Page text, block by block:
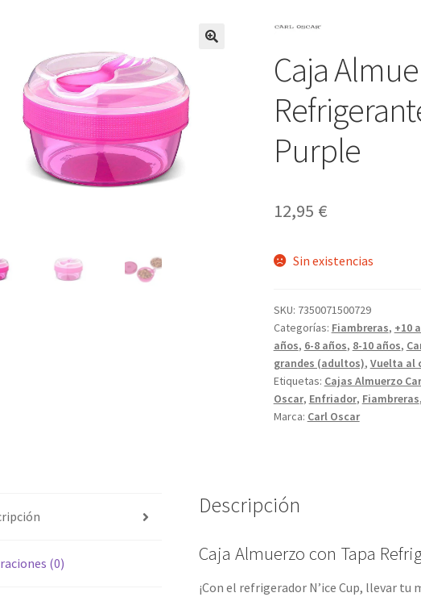
Caja
Purple
12,95 €
Sin existencias
SKU: 7350071500729
Categorías: Fiambreras, +10
años, 6-8 años, 8-10 años,
grandes (adultos), Vuelta al
Etiquetas: Cajas Almuerzo
Oscar, Enfriador, Fiambreras,
Marca: Carl Oscar
(0)
Descripción
Caja Almuerzo con Tapa
¡Con el refrigerador N’ice Cup, llevar